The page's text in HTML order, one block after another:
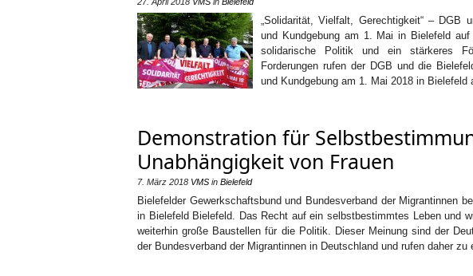
„Solidarität, Vielfalt, Gerechtigkeit“ – DGB
und Kundgebung am 1. Mai in Bielefeld
solidarische Politik und ein stärkeres
Forderungen rufen der DGB und die
und Kundgebung am 1. Mai 2018 in
Demonstration für
Unabhängigkeit von Frauen
7. März 2018 VMS in Bielefeld
Bielefelder Gewerkschaftsbund und Bundesverband der Migrantinnen
in Bielefeld Bielefeld. Das Recht auf ein selbstbestimmtes Leben und
weiterhin große Baustellen für die Politik. Dieser Meinung sind der
der Bundesverband der Migrantinnen in Deutschland und rufen daher